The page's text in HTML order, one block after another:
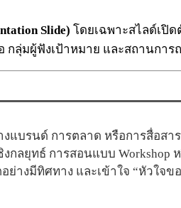
Slide) โดยเฉพาะสไลด์เปิ
อ กลุ่มผู้ฟังเป้าหมาย และสถานก
บรนด์ การตลาด หรือการสื่อสา
ลยุทธ์ การสอนแบบ Workshop
งมีทิศทาง และเข้าใจ “หัวใจข